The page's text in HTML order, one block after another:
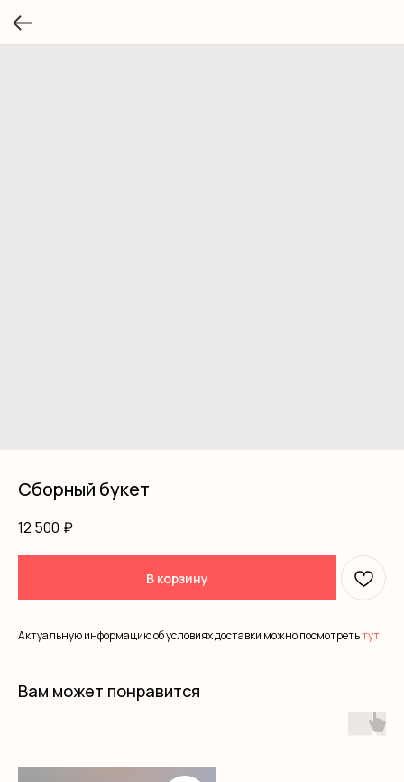
Сборный букет
12 500 ₽
В корзину
Актуальную информацию об условиях доставки можно посмотретьтут.
Вам может понравится